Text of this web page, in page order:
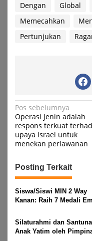
Dengan Global
Memecahkan
Pertunjukan
Navigasi
pos
Pos sebelumnya
Operasi Jenin adalah
respons terkuat
upaya Israel untuk
menekan perlawanan
Posting Terkait
Siswa/Siswi MIN 2 Way
Kanan: Raih 7 Medali
Gubernur Lampung Cup 2
Taekwondo
Silaturahmi dan
Anak Yatim oleh